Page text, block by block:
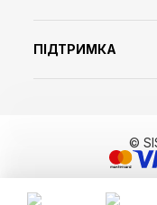
ПІДТРИМКА
©